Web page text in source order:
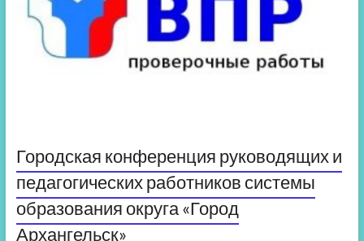
Городская конференция руководящих и
педагогических работников системы
образования округа «Город
Архангельск»